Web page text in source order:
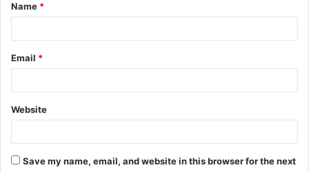
Name *
Email *
Website
Save my name, email, and website in this browser for the next